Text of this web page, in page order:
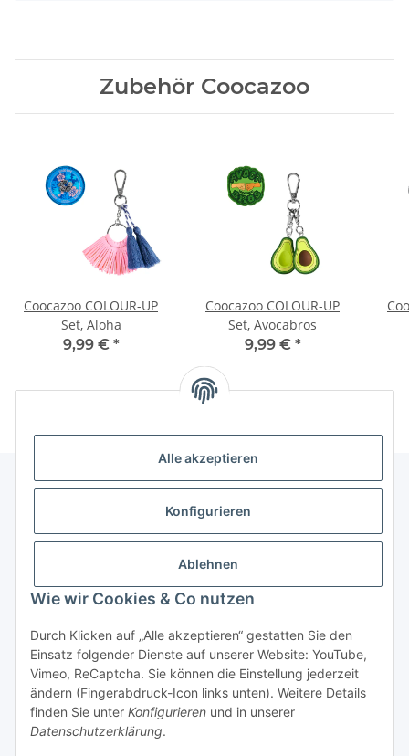
Alle akzeptieren
Konfigurieren
Ablehnen
Wie wir Cookies & Co nutzen
Durch Klicken auf „Alle akzeptieren“ gestatten Sie den
Einsatz folgender Dienste auf unserer Website: YouTube,
Vimeo, ReCaptcha. Sie können die Einstellung jederzeit
ändern (Fingerabdruck-Icon links unten). Weitere Details
finden Sie unter Konfigurieren und in unserer
Datenschutzerklärung.
Zubehör Coocazoo
Coocazoo COLOUR-UP
Set, Aloha
9,99 € *
Coocazoo COLOUR-UP
Set, Avocabros
9,99 € *
Gesetzliche Informationen
Vertrag widerrufen
* Alle Preise inkl. gesetzlicher USt., zzgl.